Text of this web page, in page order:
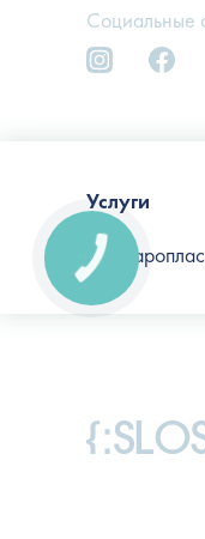
Социальные
Услуги
КНОПКА
СВЯЗИ